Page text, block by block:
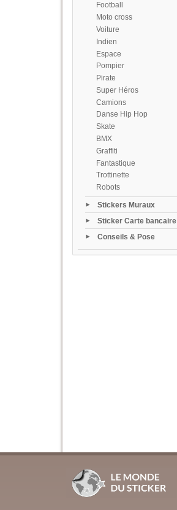
Football
Moto cross
Voiture
Indien
Espace
Pompier
Pirate
Super Héros
Camions
Danse Hip Hop
Skate
BMX
Graffiti
Fantastique
Trottinette
Robots
Stickers Muraux
Sticker Carte bancaire
Conseils & Pose